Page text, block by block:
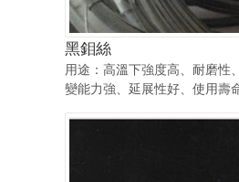
黑鉬絲
用途：高溫下強度高、耐磨性
變能力強、延展性好、使用壽